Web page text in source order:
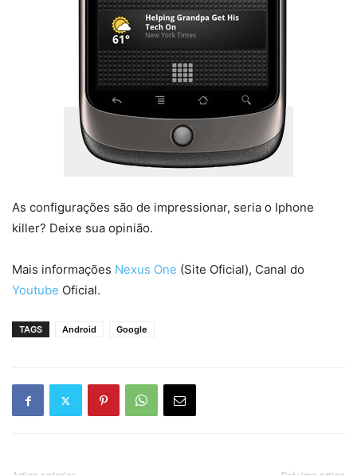
As configurações são de impressionar, seria o Iphone
killer? Deixe sua opinião.
Mais informações Nexus One (Site Oficial), Canal do
Youtube Oficial.
TAGS Android Google